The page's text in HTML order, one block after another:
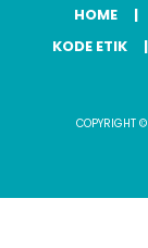
HOME
KODE ETIK
COPYRIGHT